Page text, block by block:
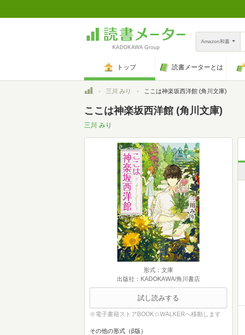
Amazon和書
トップ 読書メーターとは
トップ三川 みり ここは神楽坂西洋館 (角川文庫)
ここは神楽坂西洋館 (角川文庫)
三川 みり
形式：文庫
出版社：KADOKAWA/角川書店
試し読みする
※電子書籍ストアBOOK☆WALKERへ移動します
その他の形式（β版）